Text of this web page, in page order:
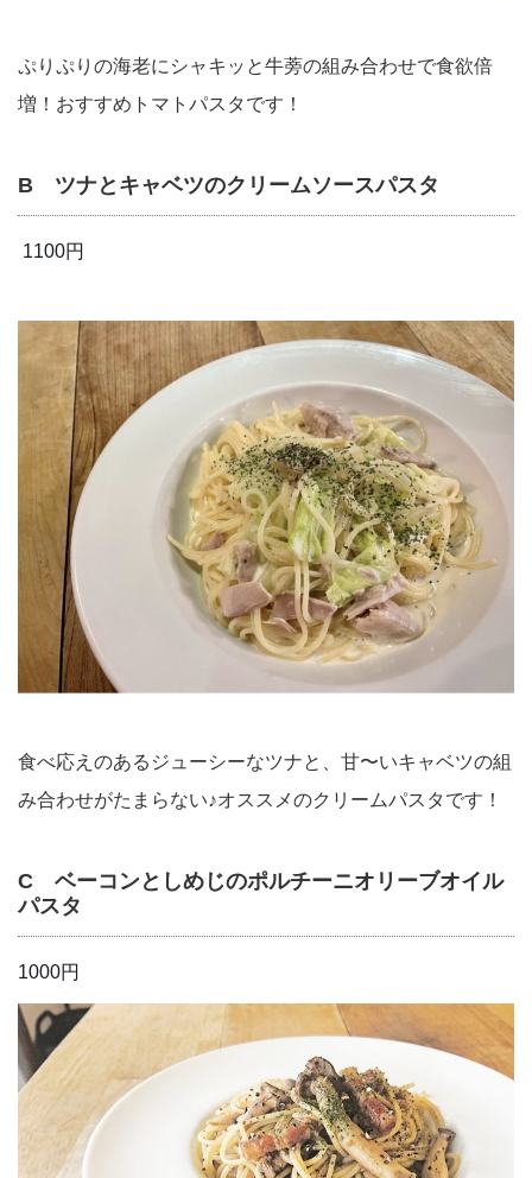
ぷりぷりの海老にシャキッと牛蒡の組み合わせで食欲倍
増！おすすめトマトパスタです！
B ツナとキャベツのクリームソースパスタ
1100円
食べ応えのあるジューシーなツナと、甘〜いキャベツの組
み合わせがたまらない♪オススメのクリームパスタです！
C ベーコンとしめじのポルチーニオリーブオイル
パスタ
1000円